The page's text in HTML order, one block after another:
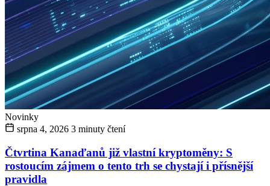
Novinky
srpna 4, 2026 3 minuty čtení
Čtvrtina Kanaďanů již vlastní kryptoměny: S
rostoucím zájmem o tento trh se chystají i přísnější
pravidla